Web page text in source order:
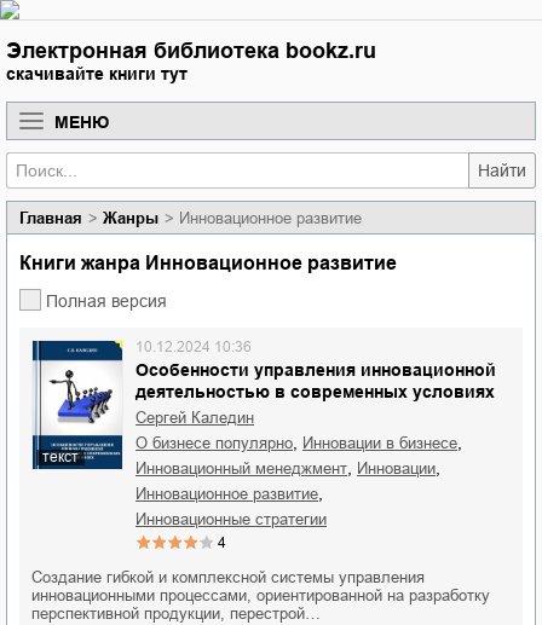
Электронная библиотека bookz.ru
скачивайте книги тут
МЕНЮ
Найти
Главная Жанры Инновационное развитие
Книги жанра Инновационное развитие
Полная версия
текст
Особенности управления инновационной
деятельностью в современных условиях
10.12.2024 10:36
Сергей Каледин
о бизнесе популярно
инновации в бизнесе
инновационный менеджмент инновации
инновационное развитие
инновационные стратегии
4
Создание гибкой и комплексной системы управления
инновационными процессами, ориентированной на разработку
перспективной продукции, перестрой…